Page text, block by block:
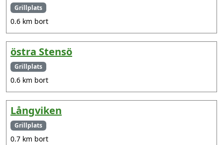
Grillplats
0.6 km bort
östra Stensö
Grillplats
0.6 km bort
Långviken
Grillplats
0.7 km bort